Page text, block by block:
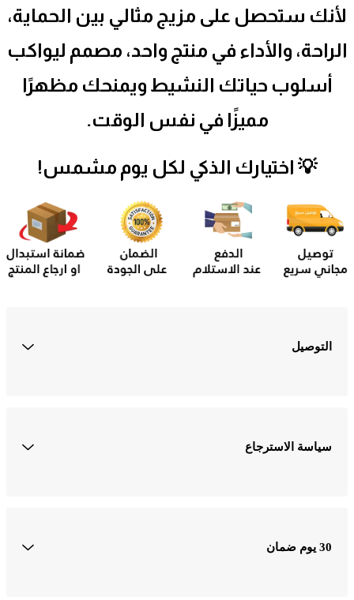
لأنك ستحصل على مزيج مثالي بين الحماية،
الراحة، والأداء في منتج واحد، مصمم ليواكب
أسلوب حياتك النشيط ويمنحك مظهرًا
مميزًا في نفس الوقت.
💡 اختيارك الذكي لكل يوم مشمس!
التوصيل
سياسة الاسترجاع
30 يوم ضمان